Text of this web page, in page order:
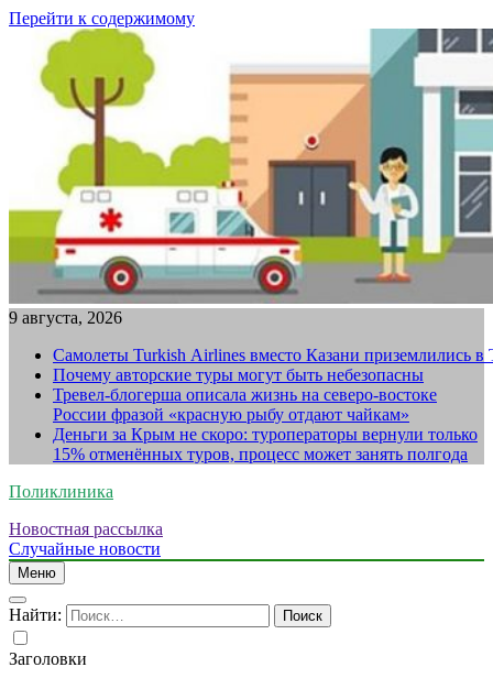
Перейти к содержимому
9 августа, 2026
Самолеты Turkish Airlines вместо Казани приземлились в
Почему авторские туры могут быть небезопасны
Тревел-блогерша описала жизнь на северо-востоке
России фразой «красную рыбу отдают чайкам»
Деньги за Крым не скоро: туроператоры вернули только
15% отменённых туров, процесс может занять полгода
Поликлиника
Новостная рассылка
Случайные новости
Меню
Найти:
Заголовки